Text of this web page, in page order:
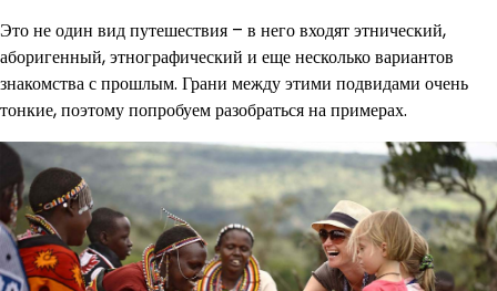
Это не один вид путешествия – в него входят этнический,
аборигенный, этнографический и еще несколько вариантов
знакомства с прошлым. Грани между этими подвидами очень
тонкие, поэтому попробуем разобраться на примерах.